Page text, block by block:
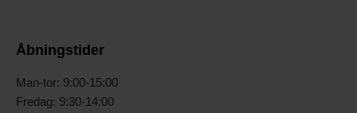
Åbningstider
Man-tor: 9:00-15:00
Fredag: 9:30-14:00